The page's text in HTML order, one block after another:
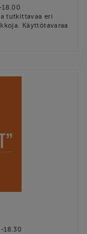
18.00
ja tutkittavaa eri
Käyttötavaraa
18.30